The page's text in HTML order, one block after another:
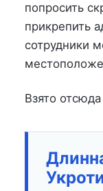
попросить
прикрепить
сотрудники
Взято